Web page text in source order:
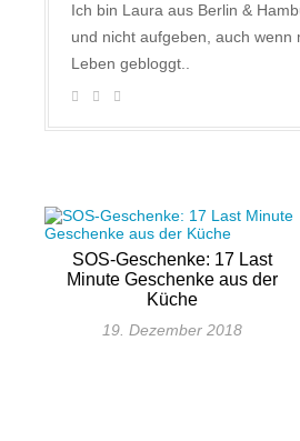
Ich bin Laura aus Berlin &
und nicht aufgeben, auch
Leben gebloggt..
SOS-Geschenke: 17 Last
Minute Geschenke aus der
Küche
19. Dezember 2018